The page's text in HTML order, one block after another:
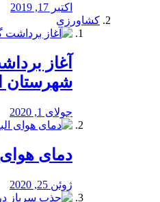
اکتبر 17, 2019
کشاورزی
آغاز
شهرستان
جولای 1, 2020
دمای هوای
ژوئن 25, 2020